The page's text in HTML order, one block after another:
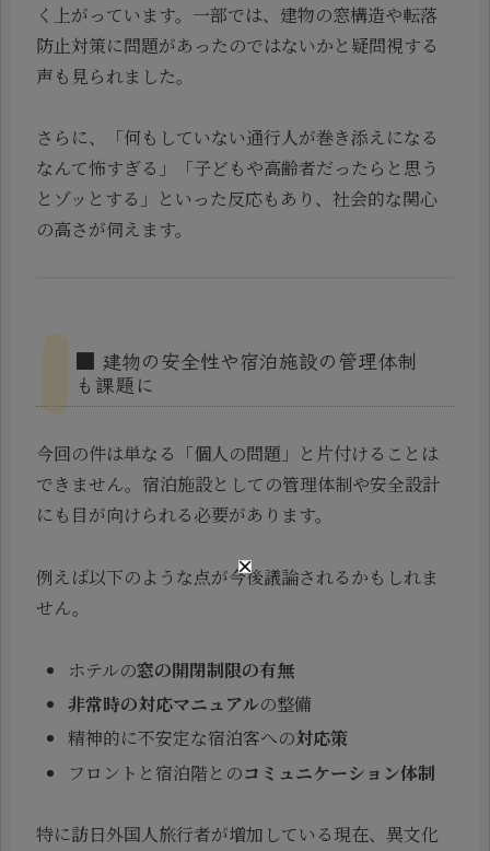
く上がっています。一部では、建物の窓構造や転落
防止対策に問題があったのではないかと疑問視する
声も見られました。
さらに、「何もしていない通行人が巻き添えになる
なんて怖すぎる」「子どもや高齢者だったらと思う
とゾッとする」といった反応もあり、社会的な関心
の高さが伺えます。
■ 建物の安全性や宿泊施設の管理体制
も課題に
今回の件は単なる「個人の問題」と片付けることは
できません。宿泊施設としての管理体制や安全設計
にも目が向けられる必要があります。
例えば以下のような点が今後議論されるかもしれま
せん。
ホテルの窓の開閉制限の有無
非常時の対応マニュアルの整備
精神的に不安定な宿泊客への対応策
フロントと宿泊階とのコミュニケーション体制
特に訪日外国人旅行者が増加している現在、異文化